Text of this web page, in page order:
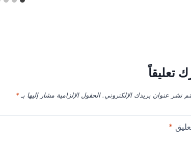
تعليقاً
نشر عنوان بريدك الإلكتروني. الحقول الإلزامية مشار إليها بـ*
*